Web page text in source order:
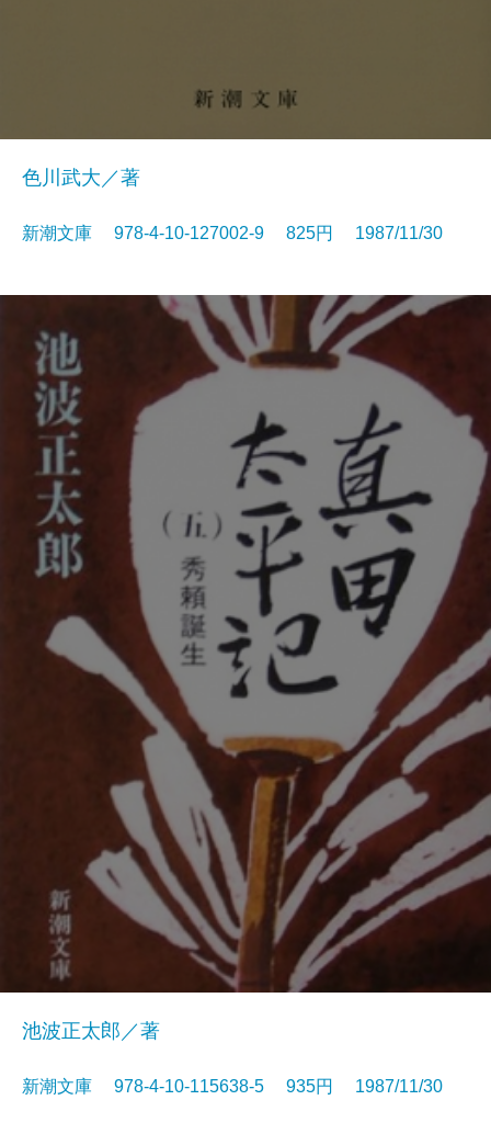
色川武大／著
新潮文庫 978-4-10-127002-9 825円 1987/11/30
池波正太郎／著
新潮文庫 978-4-10-115638-5 935円 1987/11/30